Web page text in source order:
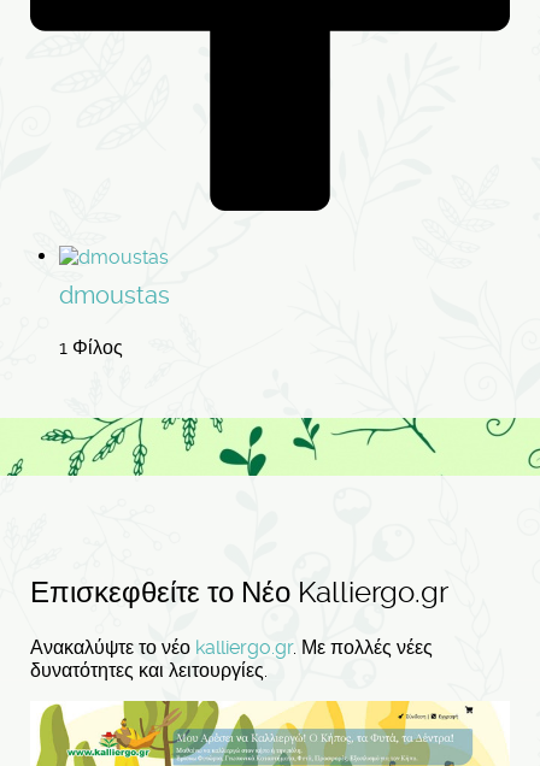
dmoustas
1 Φίλος
Επισκεφθείτε το Νέο Kalliergo.gr
Ανακαλύψτε το νέο kalliergo.gr. Με πολλές νέες
δυνατότητες και λειτουργίες.